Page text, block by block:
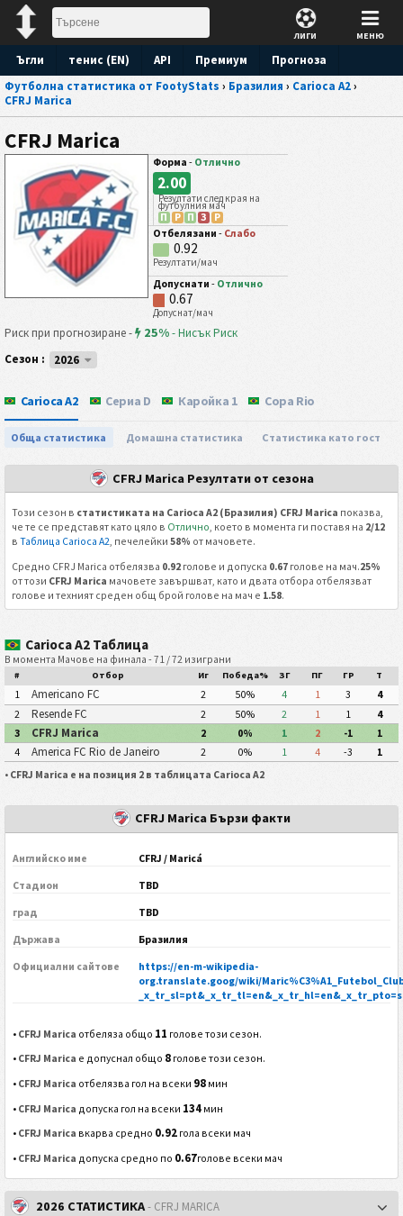
ЛИГИ МЕНЮ
Ъгли тенис (EN) API Премиум
Прогноза
Футболна статистика от FootyStats › Бразилия › Carioca A2›
CFRJ Marica
CFRJ Marica
Форма - Отлично
2.00
Резултати след края на
футбулния мач
П P П З P
Отбелязани - Слабо
0.92
Резултати/мач
Допуснати - Отлично
0.67
Допуснат/мач
Риск при прогнозиране - 25%-Нисък Риск
Сезон :
2026
Carioca A2 Сериа D Каройка 1 Copa Rio
Обща статистика Домашна статистика Статистика като гост
CFRJ Marica Резултати от сезона
Този сезон в статистиката на Carioca A2 (Бразилия) CFRJ Marica показва,
че те се представят като цяло в Отлично, което в момента ги поставя на 2/12
вТаблица Carioca A2, печелейки58% от мачовете.
Средно CFRJ Marica отбелязва 0.92 голове и допуска 0.67 голове на мач.25%
от този CFRJ Marica мачовете завършват, като и двата отбора отбелязват
голове и техният среден общ брой голове на мач е 1.58.
Carioca A2 Таблица
В момента Мачове на финала - 71 / 72 изиграни
# Отбор Иг Победа% ЗГ ПГ ГР Т
1 Americano FC 2 50% 4 1 3
4
2
Resende FC 2 50% 2 1 1
4
3
CFRJ Marica 2 0% 1 2 -1
1
4
America FC Rio de Janeiro 2 0% 1 4 -3
1
• CFRJ Marica е на позиция 2 в таблицата Carioca A2
CFRJ Marica Бързи факти
Английско име
CFRJ / Maricá
Стадион
TBD
град
TBD
Държава
Бразилия
Официални сайтове
https://en-m-wikipedia-
org.translate.goog/wiki/
• CFRJ Marica отбеляза общо 11 голове този сезон.
• CFRJ Marica е допуснал общо 8голове този сезон.
• CFRJ Marica отбелязва гол на всеки 98мин
• CFRJ Marica допуска гол на всеки 134мин
• CFRJ Marica вкарва средно 0.92гола всеки мач
• CFRJ Marica допуска средно по 0.67голове всеки мач
2026 СТАТИСТИКА- CFRJ MARICA